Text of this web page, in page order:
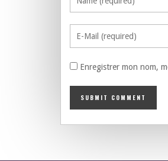
Enregistrer mon nom,